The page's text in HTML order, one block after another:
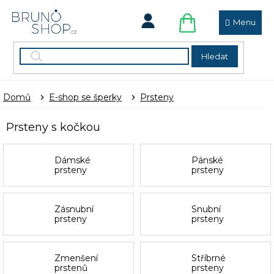
Hledat
NÁKUPNÍ
KOŠÍK
Domů E-shop se šperky Prsteny
Prsteny s kočkou
Dámské
prsteny
Pánské
prsteny
Zásnubní
prsteny
Snubní
prsteny
Zmenšení
prstenů
Stříbrné
prsteny